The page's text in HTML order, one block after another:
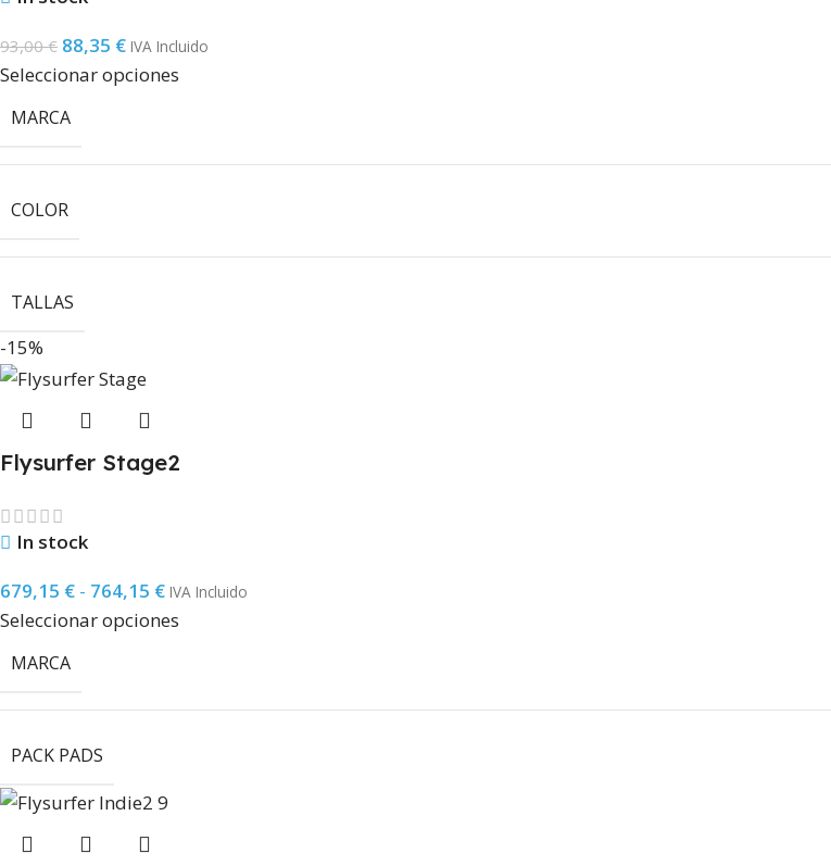
93,00€ 88,35 € IVA Incluido
Seleccionar opciones
MARCA
COLOR
TALLAS
-15%
Flysurfer Stage2
In stock
679,15 € - 764,15 € IVA Incluido
Seleccionar opciones
MARCA
PACK PADS